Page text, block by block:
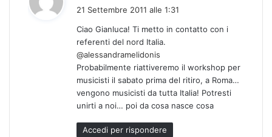
e
t
t
21 Settembre 2011 alle 1:31
Ciao Gianluca! Ti metto in contatto con i
referenti del nord Italia.
@alessandramelidonis
Probabilmente riattiveremo il workshop per
musicisti il sabato prima del ritiro, a Roma…
vengono musicisti da tutta Italia! Potresti
unirti a noi… poi da cosa nasce cosa
Accedi per rispondere